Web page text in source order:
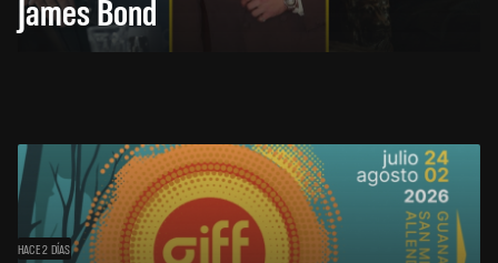
James Bond
HACE 2 DÍAS